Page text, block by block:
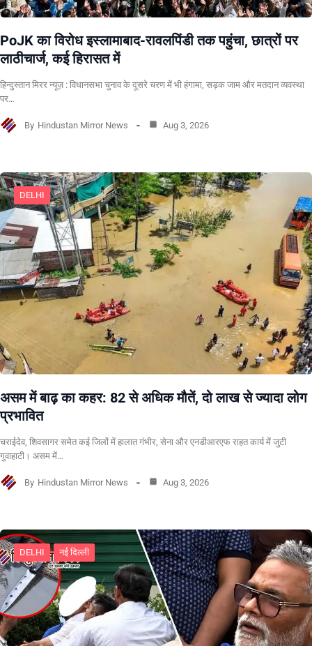
PoJK का विरोध इस्लामाबाद-रावलपिंडी तक पहुंचा, छात्रों पर
लाठीचार्ज, कई हिरासत में
हिन्दुस्तान मिरर न्यूज़ : विधानसभा चुनाव के दूसरे चरण में भी हंगामा, सड़क जाम और मतदान व्यवस्था
पर…
By Hindustan Mirror News Aug 3, 2026
DELHI
असम में बाढ़ का कहर: 82 से अधिक मौतें, दो लाख से ज्यादा लोग
प्रभावित
चराईदेव, शिवसागर समेत कई जिलों में हालात गंभीर, सेना और एनडीआरएफ राहत कार्य में जुटी
गुवाहाटी। असम में…
By Hindustan Mirror News Aug 3, 2026
DELHI नई दिल्ली